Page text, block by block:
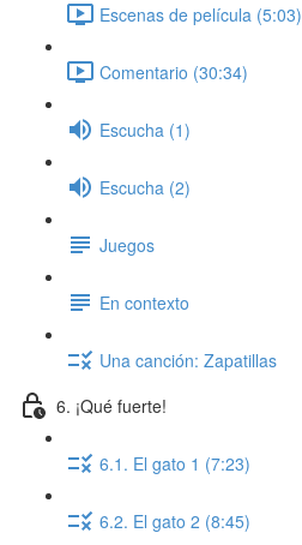
Escenas de película (5:03)
Comentario (30:34)
Escucha (1)
Escucha (2)
Juegos
En contexto
Una canción: Zapatillas
6. ¡Qué fuerte!
6.1. El gato 1 (7:23)
6.2. El gato 2 (8:45)